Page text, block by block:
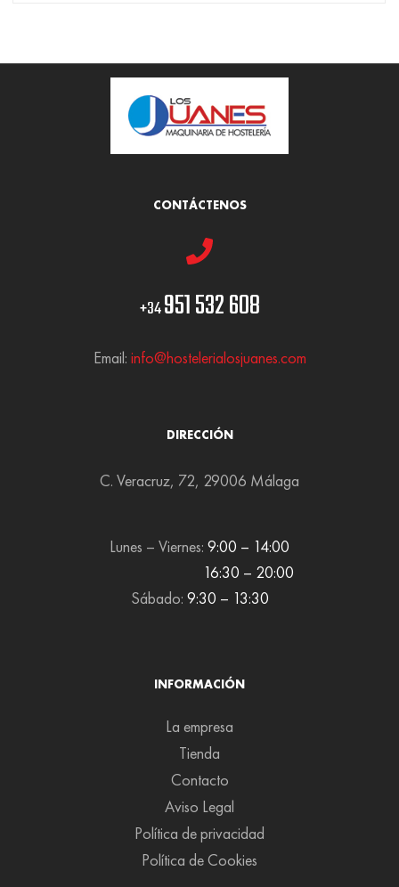
CONTÁCTENOS
+34951 532 608
Email: info@hostelerialosjuanes.com
DIRECCIÓN
C. Veracruz, 72, 29006 Málaga
Lunes – Viernes: 9:00 – 14:00
16:30 – 20:00
Sábado: 9:30 – 13:30
INFORMACIÓN
La empresa
Tienda
Contacto
Aviso Legal
Política de privacidad
Política de Cookies